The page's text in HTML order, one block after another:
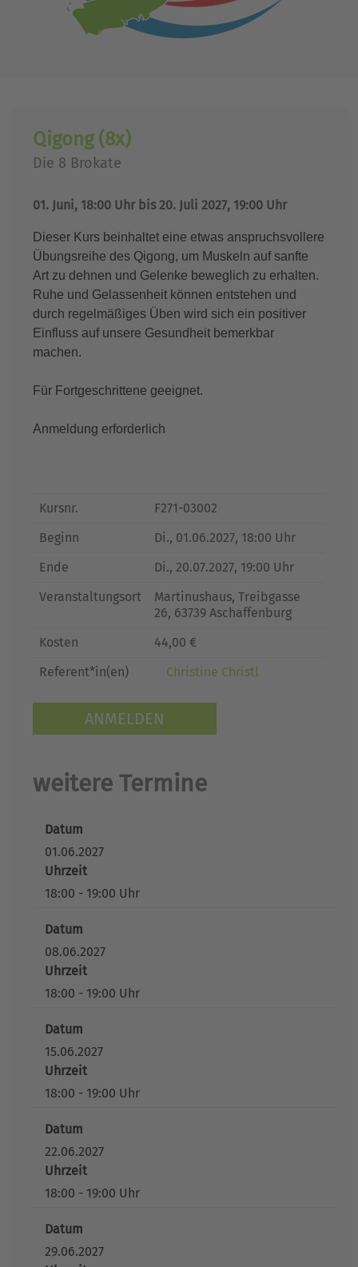
Qigong (8x)
Die 8 Brokate
01. Juni, 18:00 Uhr bis 20. Juli 2027, 19:00 Uhr
Dieser Kurs beinhaltet eine etwas anspruchsvollere
Übungsreihe des Qigong, um Muskeln auf sanfte
Art zu dehnen und Gelenke beweglich zu erhalten.
Ruhe und Gelassenheit können entstehen und
durch regelmäßiges Üben wird sich ein positiver
Einfluss auf unsere Gesundheit bemerkbar
machen.
Für Fortgeschrittene geeignet.
Anmeldung erforderlich
Kursnr.
F271-03002
Beginn
Di., 01.06.2027, 18:00 Uhr
Ende
Di., 20.07.2027, 19:00 Uhr
Veranstaltungsort
Martinushaus, Treibgasse
26, 63739 Aschaffenburg
Kosten
44,00 €
Referent*in(en)
Christine Christl
ANMELDEN
weitere Termine
Datum
01.06.2027
Uhrzeit
18:00 - 19:00 Uhr
Datum
08.06.2027
Uhrzeit
18:00 - 19:00 Uhr
Datum
15.06.2027
Uhrzeit
18:00 - 19:00 Uhr
Datum
22.06.2027
Uhrzeit
18:00 - 19:00 Uhr
Datum
29.06.2027